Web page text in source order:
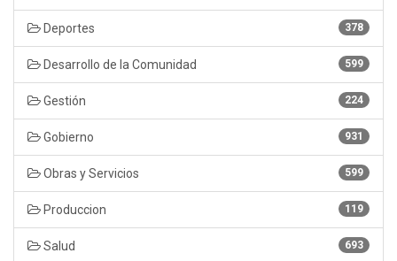
378
Deportes
599
Desarrollo de la Comunidad
224
Gestión
931
Gobierno
599
Obras y Servicios
119
Produccion
693
Salud